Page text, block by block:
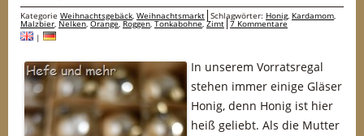
Kategorie Weihnachtsgebäck, Weihnachtsmarkt Schlagwörter: Honig, Kardamom,
Malzbier, Nelken,Orange,Roggen,Tonkabohne,Zimt 7 Kommentare
|
In unserem Vorratsregal
stehen immer einige Gläser
Honig, denn Honig ist hier
heiß geliebt. Als die Mutter